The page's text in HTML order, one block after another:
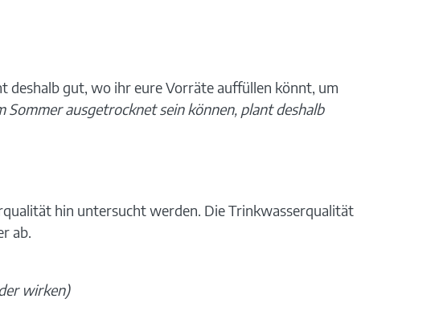
deshalb gut, wo ihr eure Vorräte auffüllen könnt, um
Sommer ausgetrocknet sein können, plant deshalb
hin untersucht werden. Die Trinkwasserqualität
ab.
wirken)